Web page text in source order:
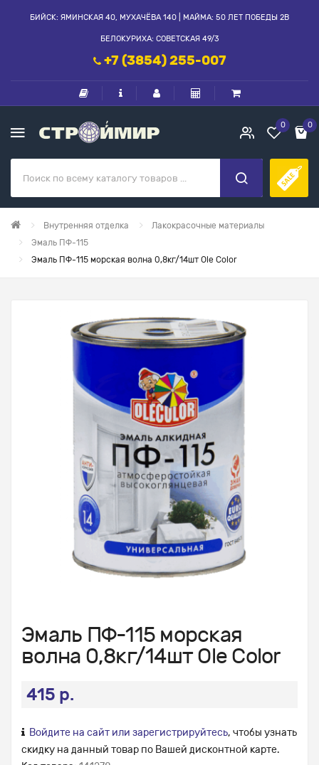
БИЙСК: ЯМИНСКАЯ 40, МУХАЧЁВА 140 | МАЙМА: 50 ЛЕТ ПОБЕДЫ 2В
БЕЛОКУРИХА: СОВЕТСКАЯ 49/3
+7 (3854) 255-007
0 0
Внутренняя отделка
Лакокрасочные материалы
Эмаль ПФ-115
Эмаль ПФ-115 морская волна 0,8кг/14шт Ole Color
Эмаль ПФ-115 морская
волна 0,8кг/14шт Ole Color
415 р.
Войдите на сайт или зарегистрируйтесь, чтобы узнать
скидку на данный товар по Вашей дисконтной карте.